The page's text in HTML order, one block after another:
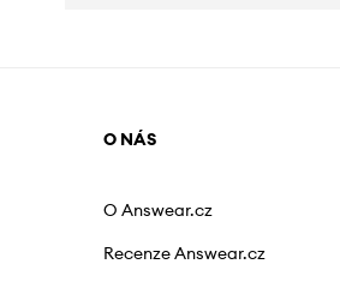
O NÁS
O Answear.cz
Recenze Answear.cz